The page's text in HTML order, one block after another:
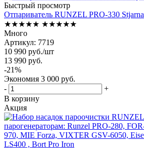
Быстрый просмотр
Отпариватель RUNZEL PRO-330 Stjarna
★★★★★ ★★★★★
Много
Артикул: 7719
10 990 руб./шт
13 990 руб.
-21%
Экономия 3 000 руб.
-
+
В корзину
Акция